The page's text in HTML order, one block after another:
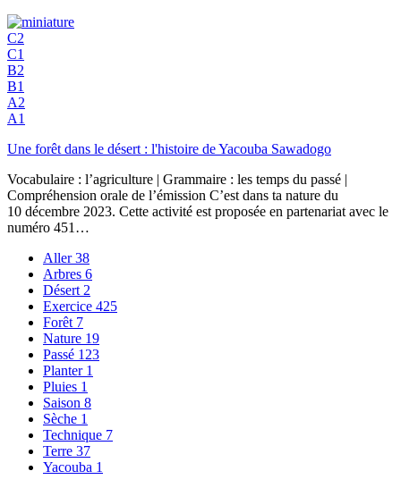
C2
C1
B2
B1
A2
A1
Une forêt dans le désert : l'histoire de Yacouba Sawadogo
Vocabulaire : l’agriculture | Grammaire : les temps du passé |
Compréhension orale de l’émission C’est dans ta nature du
10 décembre 2023. Cette activité est proposée en partenariat avec le
numéro 451…
Aller38
Arbres 6
Désert 2
Exercice 425
Forêt 7
Nature 19
Passé 123
Planter 1
Pluies 1
Saison 8
Sèche 1
Technique 7
Terre 37
Yacouba 1